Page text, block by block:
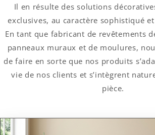
Il en résulte des solutions
exclusives, au caractère sophistiqué
En tant que fabricant de revêtements
panneaux muraux et de moulures,
de faire en sorte que nos produits
vie de nos clients et s’intègrent
pièce.